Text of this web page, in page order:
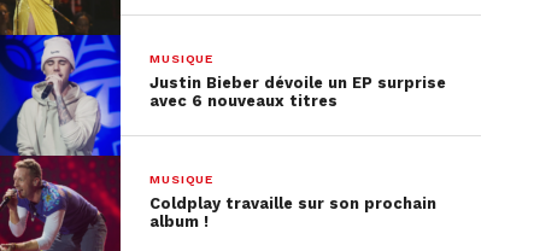
MUSIQUE
Justin Bieber dévoile un EP surprise
avec 6 nouveaux titres
MUSIQUE
Coldplay travaille sur son prochain
album !